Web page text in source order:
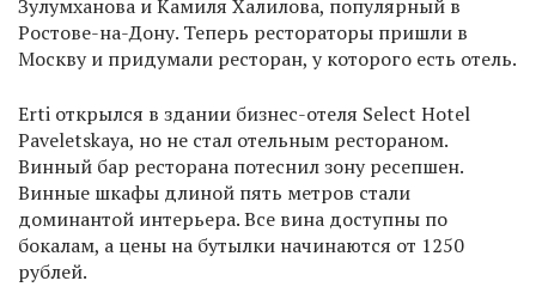
Зулумханова и Камиля Халилова, популярный в
Ростове-на-Дону. Теперь рестораторы пришли в
Москву и придумали ресторан, у которого есть отель.
Erti открылся в здании бизнес-отеля Select Hotel
Paveletskaya, но не стал отельным рестораном.
Винный бар ресторана потеснил зону ресепшен.
Винные шкафы длиной пять метров стали
доминантой интерьера. Все вина доступны по
бокалам, а цены на бутылки начинаются от 1250
рублей.